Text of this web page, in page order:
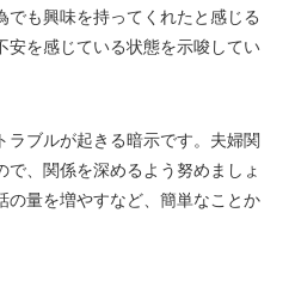
も興味を持ってくれたと感じる
安を感じている状態を示唆してい
ラブルが起きる暗示です。夫婦関
、関係を深めるよう努めましょ
の量を増やすなど、簡単なことか